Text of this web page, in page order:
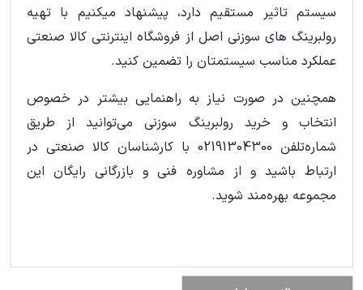
سیستم تاثیر مستقیم دارد، پیشنهاد میکنیم با تهیه
رولبرینگ های سوزنی اصل از فروشگاه اینترنتی کالا صنعتی
عملکرد مناسب سیستمتان را تضمین کنید.
همچنین در صورت نیاز به راهنمایی بیشتر در خصوص
انتخاب و خرید رولبرینگ سوزنی می‌توانید از طریق
شماره‌تلفن 02191304300 با کارشناسان کالا صنعتی در
ارتباط باشید و از مشاوره فنی و بازرگانی رایگان این
مجموعه بهره‌مند شوید.